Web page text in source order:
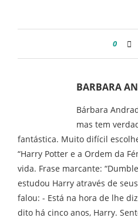
0
BARBARA
Bárbara
mas tem
fantástica. Muito difícil
“Harry Potter e a Ordem da
vida. Frase marcante:
estudou Harry através de
falou: - Está na hora de lhe
dito há cinco anos, Harry.